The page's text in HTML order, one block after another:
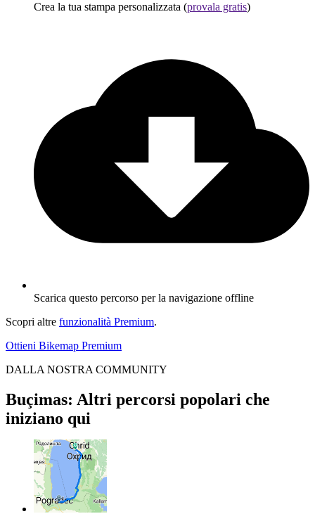
Crea la tua stampa personalizzata (provala gratis)
Scarica questo percorso per la navigazione offline
Scopri altre funzionalità Premium.
Ottieni Bikemap Premium
DALLA NOSTRA COMMUNITY
Buçimas: Altri percorsi popolari che
iniziano qui